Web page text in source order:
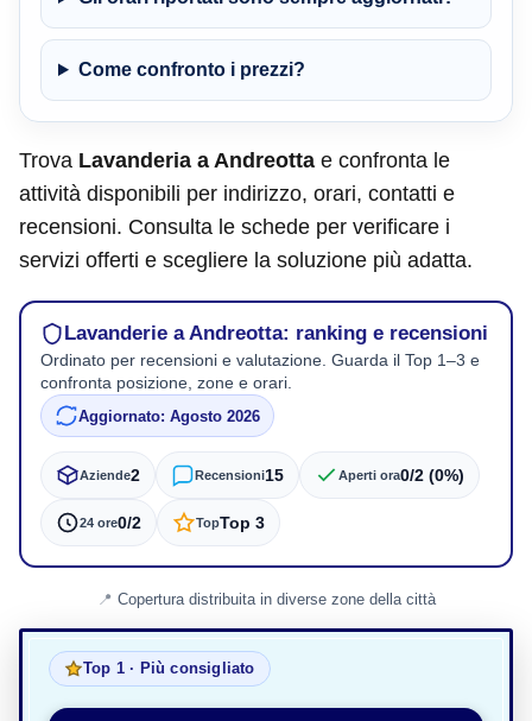
Come confronto i prezzi?
Trova Lavanderia a Andreotta e confronta le
attività disponibili per indirizzo, orari, contatti e
recensioni. Consulta le schede per verificare i
servizi offerti e scegliere la soluzione più adatta.
Lavanderie a Andreotta: ranking e recensioni
Ordinato per recensioni e valutazione. Guarda il Top 1–3 e
confronta posizione, zone e orari.
Aggiornato: Agosto 2026
Aziende2 Recensioni15 Aperti ora0/2 (0%)
24 ore0/2 TopTop 3
Copertura distribuita in diverse zone della città
Top 1 · Più consigliato